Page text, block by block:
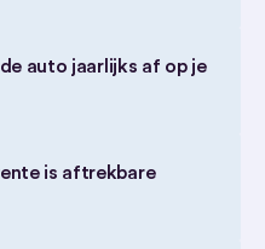
auto jaarlijks af op je
is aftrekbare